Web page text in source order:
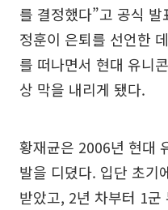
를 결정했다”고 공식
정훈이 은퇴를 선언한
를 떠나면서 현대 유니
상 막을 내리게 됐다.
황재균은 2006년 현대
발을 디뎠다. 입단 초기
받았고, 2년 차부터 1